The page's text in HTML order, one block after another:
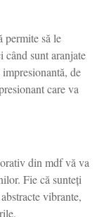
permite să le
sunt aranjate
de
care va
din mdf vă va
Fie că sunteți
vibrante,